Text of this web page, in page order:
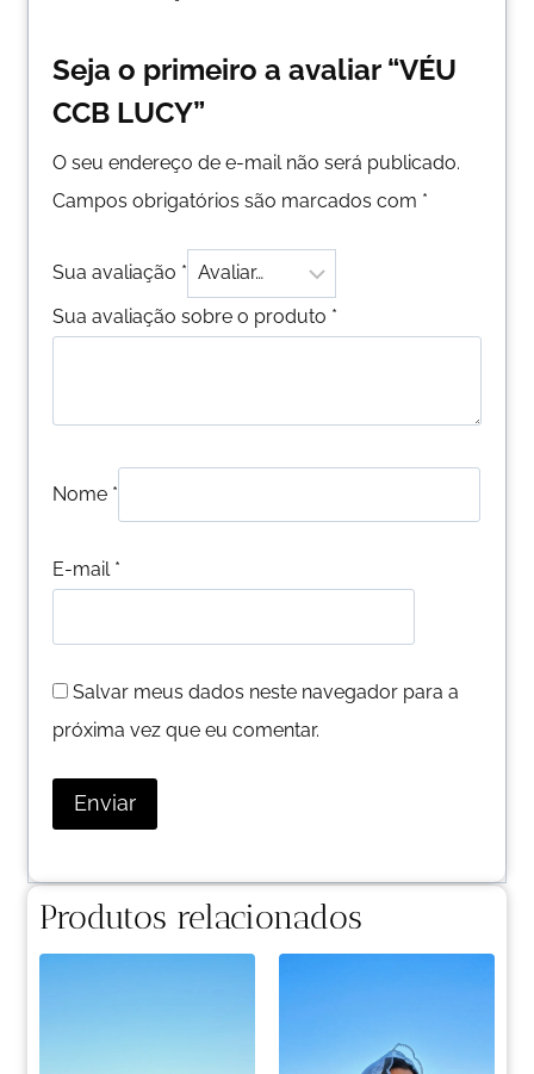
Seja o primeiro a avaliar “VÉU
CCB LUCY”
O seu endereço de e-mail não será publicado.
Campos obrigatórios são marcados com *
Sua avaliação *
Sua avaliação sobre o produto *
Nome *
E-mail *
Salvar meus dados neste navegador para a
próxima vez que eu comentar.
Produtos relacionados